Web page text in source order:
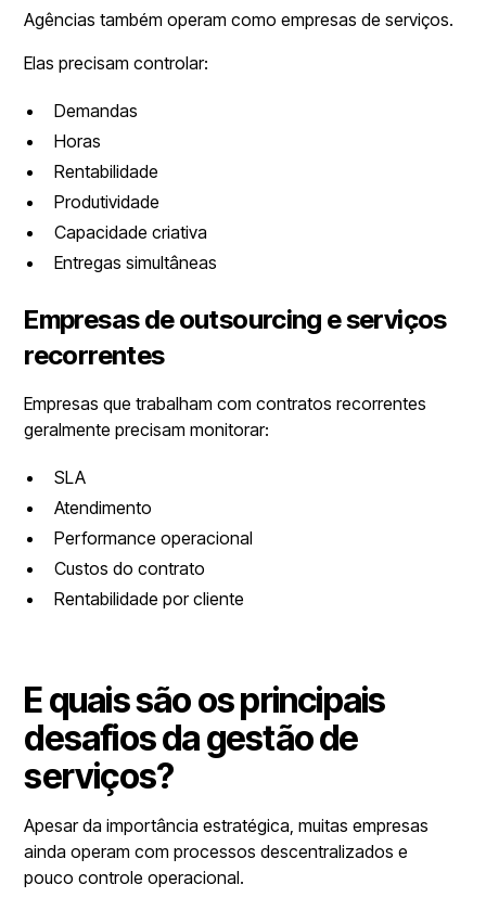
Agências também operam como empresas de serviços.
Elas precisam controlar:
Demandas
Horas
Rentabilidade
Produtividade
Capacidade criativa
Entregas simultâneas
Empresas de outsourcing e serviços
recorrentes
Empresas que trabalham com contratos recorrentes
geralmente precisam monitorar:
SLA
Atendimento
Performance operacional
Custos do contrato
Rentabilidade por cliente
E quais são os principais
desafios da gestão de
serviços?
Apesar da importância estratégica, muitas empresas
ainda operam com processos descentralizados e
pouco controle operacional.